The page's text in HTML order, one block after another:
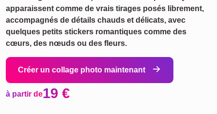
apparaissent comme de vrais tirages posés librement,
accompagnés de détails chauds et délicats, avec
quelques petits stickers romantiques comme des
cœurs, des nœuds ou des fleurs.
Créer un collage photo maintenant
à partir de19 €